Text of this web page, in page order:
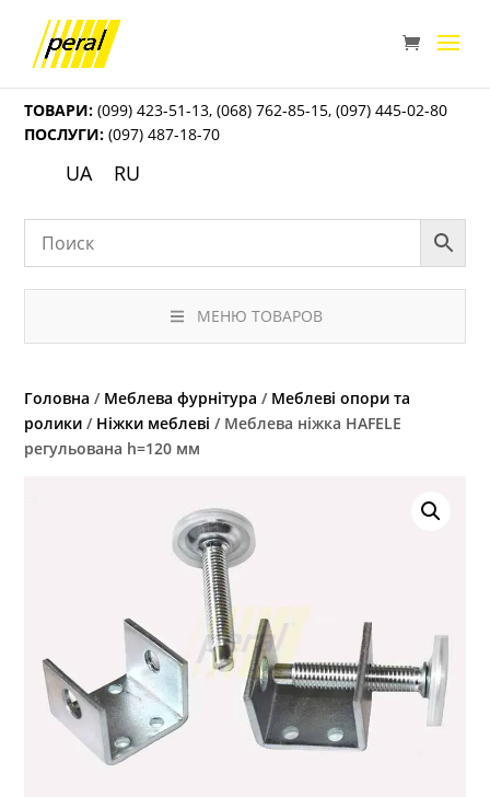
ТОВАРИ: (099) 423-51-13,(068) 762-85-15,(097) 445-02-80
ПОСЛУГИ: (097) 487-18-70
UA RU
МЕНЮ ТОВАРОВ
Головна / Меблева фурнітура / Меблеві опори та
ролики / Ніжки меблеві / Меблева ніжка HAFELE
регульована h=120 мм